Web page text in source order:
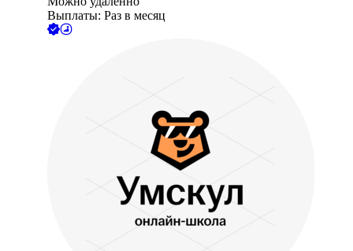
Выплаты: Раз в месяц